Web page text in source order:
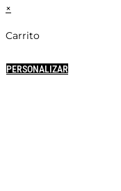
×
Carrito
PERSONALIZAR